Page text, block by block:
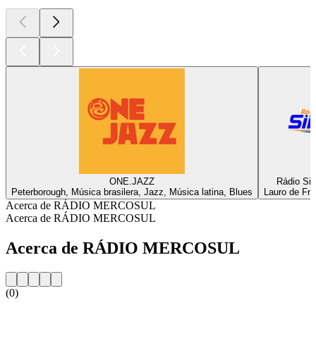
ONE.JAZZ
Peterborough, Música brasilera, Jazz, Música latina, Blues
Rádio
Lauro de
Acerca de RÁDIO MERCOSUL
Acerca de RÁDIO MERCOSUL
Acerca de RÁDIO MERCOSUL
(0)